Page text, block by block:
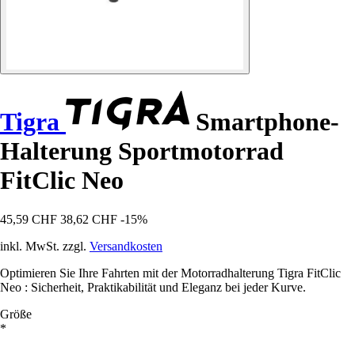
Tigra
Smartphone-
Halterung Sportmotorrad
FitClic Neo
45,59 CHF 38,62 CHF -15%
inkl. MwSt. zzgl. Versandkosten
Optimieren Sie Ihre Fahrten mit der Motorradhalterung Tigra FitClic
Neo : Sicherheit, Praktikabilität und Eleganz bei jeder Kurve.
Größe
*